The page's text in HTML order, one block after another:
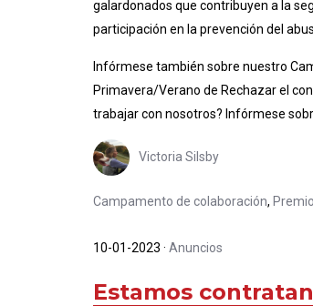
galardonados que contribuyen a la
participación en la prevención del
Infórmese también sobre nuestro
Primavera/Verano de Rechazar el
trabajar con nosotros? Infórmese
Victoria Silsby
Campamento de colaboración,
10-01-2023 · Anuncios
Estamos